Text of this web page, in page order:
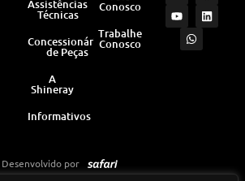
Assistências
Técnicas
Concessionárias
de Peças
A
Shineray
Informativos
Conosco
Trabalhe
Conosco
s
t
a
c
e
u
t
u
n
k
a
s
a
Desenvolvido por